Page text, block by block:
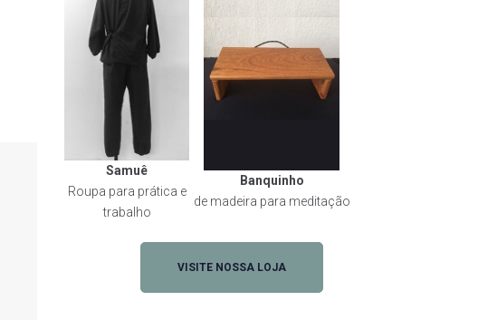
Samuê
Roupa para prática e
trabalho
Banquinho
de madeira para meditação
VISITE NOSSA LOJA